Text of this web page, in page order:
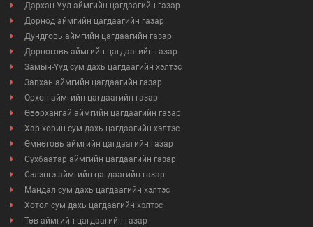
Дархан-Уул аймгийн цагдаагийн газар
Дорнод аймгийн цагдаагийн газар
Дундговь аймгийн цагдаагийн газар
Дорноговь аймгийн цагдаагийн газар
Замын-Үүд сум дахь цагдаагийн хэлтэс
Завхан аймгийн цагдаагийн газар
Орхон аймгийн цагдаагийн газар
Өвөрхангай аймгийн цагдаагийн газар
Хар хорин сум дахь цагдаагийн хэлтэс
Өмнөговь аймгийн цагдаагийн газар
Сүхбаатар аймгийн цагдаагийн газар
Сэлэнгэ аймгийн цагдаагийн газар
Мандал сум дахь цагдаагийн хэлтэс
Хөтөл сум дахь цагдаагийн хэлтэс
Төв аймгийн цагдаагийн газар